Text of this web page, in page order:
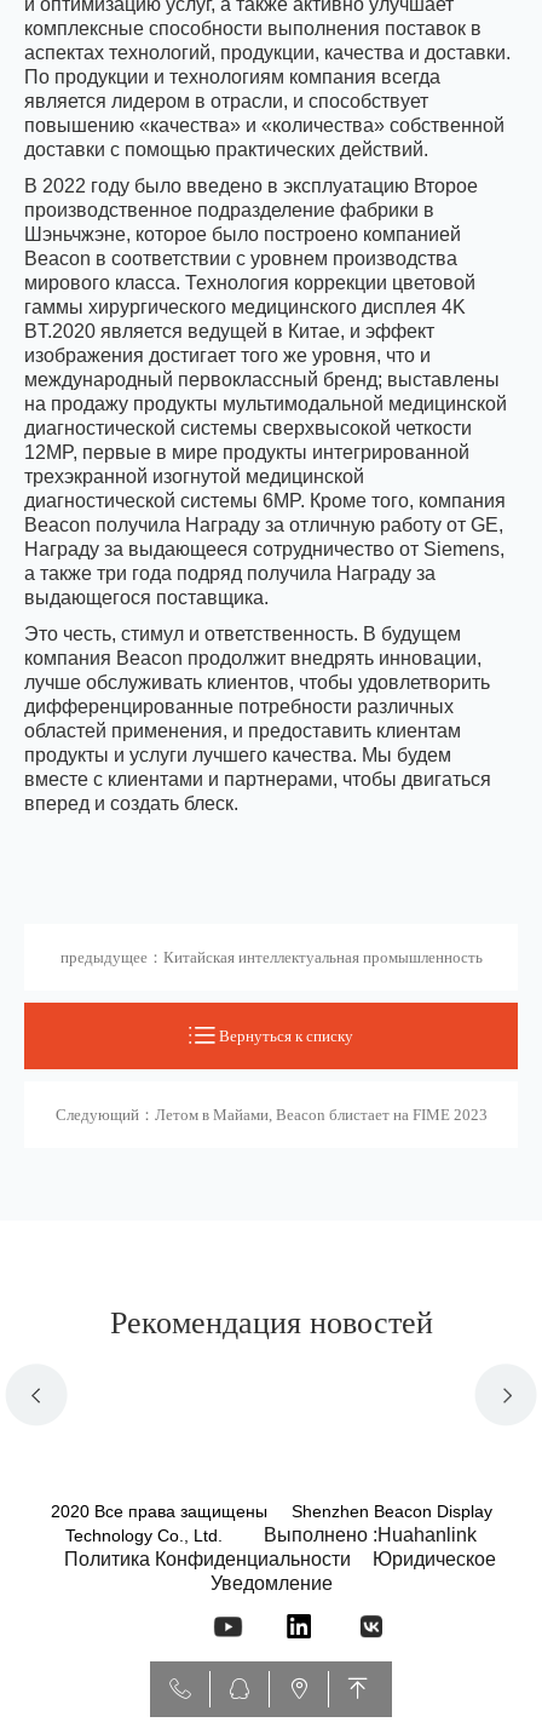
и оптимизацию услуг, а также активно улучшает
комплексные способности выполнения поставок в
аспектах технологий, продукции, качества и доставки.
По продукции и технологиям компания всегда
является лидером в отрасли, и способствует
повышению «качества» и «количества» собственной
доставки с помощью практических действий.
В 2022 году было введено в эксплуатацию Второе
производственное подразделение фабрики в
Шэньчжэне, которое было построено компанией
Beacon в соответствии с уровнем производства
мирового класса. Технология коррекции цветовой
гаммы хирургического медицинского дисплея 4K
BT.2020 является ведущей в Китае, и эффект
изображения достигает того же уровня, что и
международный первоклассный бренд; выставлены
на продажу продукты мультимодальной медицинской
диагностической системы сверхвысокой четкости
12MP, первые в мире продукты интегрированной
трехэкранной изогнутой медицинской
диагностической системы 6MP. Кроме того, компания
Beacon получила Награду за отличную работу от GE,
Награду за выдающееся сотрудничество от Siemens,
а также три года подряд получила Награду за
выдающегося поставщика.
Это честь, стимул и ответственность. В будущем
компания Beacon продолжит внедрять инновации,
лучше обслуживать клиентов, чтобы удовлетворить
дифференцированные потребности различных
областей применения, и предоставить клиентам
продукты и услуги лучшего качества. Мы будем
вместе с клиентами и партнерами, чтобы двигаться
вперед и создать блеск.
предыдущее：Китайская интеллектуальная промышленность
выходит на глобальный уровень!Маяк сияет в 2023 году
Вернуться к списку
Следующий：Летом в Майами, Beacon блистает на FIME 2023
Рекомендация новостей
2020 Все права защищены Shenzhen Beacon Display
Technology Co., Ltd.
Выполнено :Huahanlink
Политика Конфиденциальности
Юридическое
Уведомление